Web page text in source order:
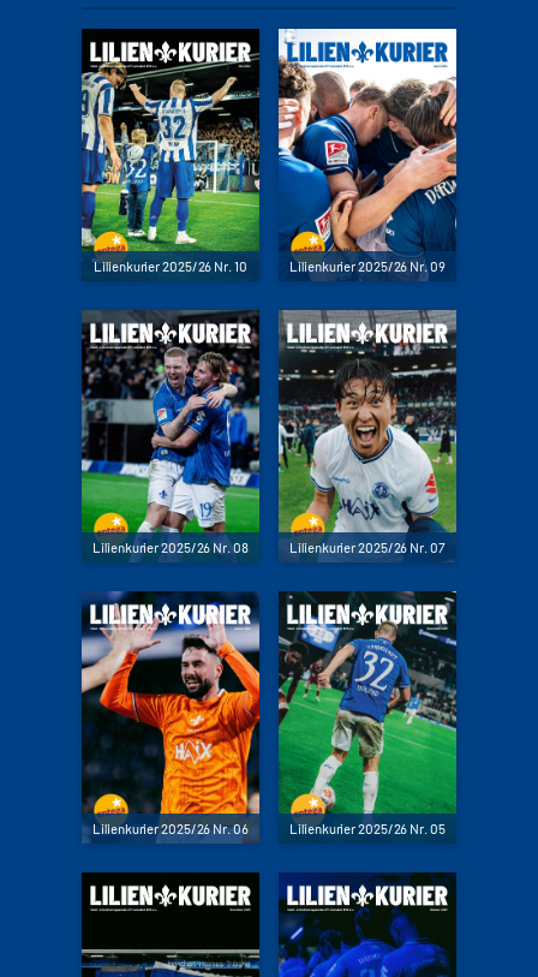
Lilienkurier 2025/26 Nr. 10 Lilienkurier 2025/26 Nr. 09
Lilienkurier 2025/26 Nr. 08 Lilienkurier 2025/26 Nr. 07
Lilienkurier 2025/26 Nr. 06 Lilienkurier 2025/26 Nr. 05